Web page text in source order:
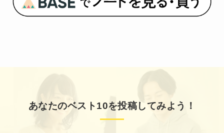
あなたのベスト10を投稿してみよう！